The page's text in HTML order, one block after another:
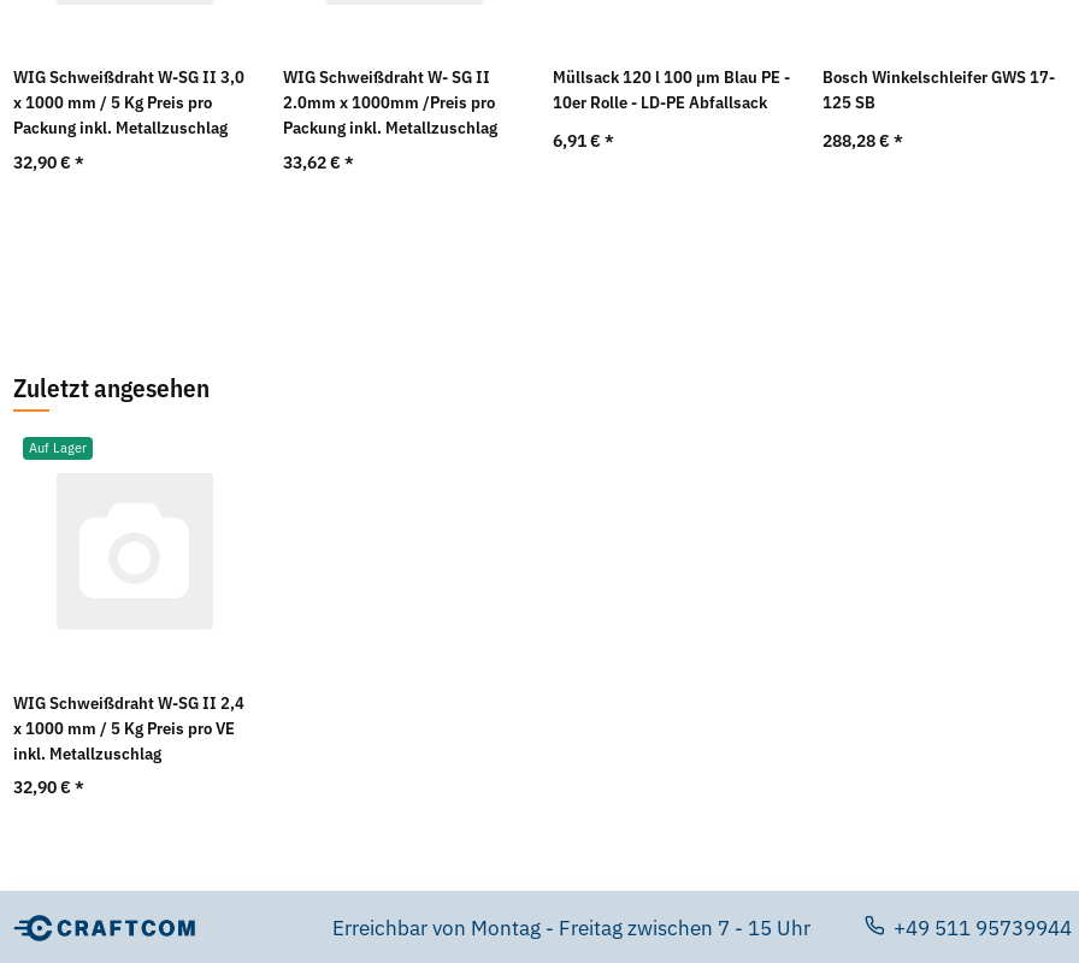
WIG Schweißdraht W-SG II 3,0
x 1000 mm / 5 Kg Preis pro
Packung inkl. Metallzuschlag
32,90 €*
WIG Schweißdraht W- SG II
2.0mm x 1000mm /Preis pro
Packung inkl. Metallzuschlag
33,62 €*
Müllsack 120 l 100 µm Blau PE -
10er Rolle - LD-PE Abfallsack
6,91 €*
Bosch Winkelschleifer GWS 17-
125 SB
288,28 €*
Zuletzt angesehen
Auf Lager
WIG Schweißdraht W-SG II 2,4
x 1000 mm / 5 Kg Preis pro VE
inkl. Metallzuschlag
32,90 €*
Erreichbar von Montag - Freitag zwischen 7 - 15 Uhr +49 511 95739944